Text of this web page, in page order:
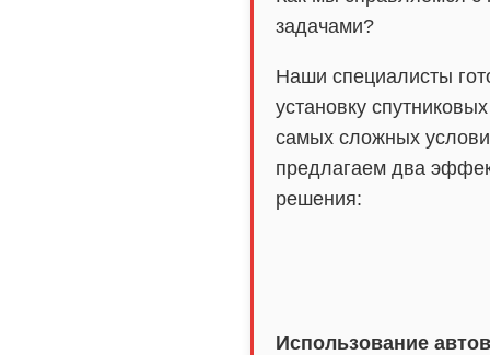
задачами?
Наши специалисты
установку
самых сложных
предлагаем два
решения:
Использование